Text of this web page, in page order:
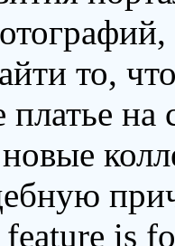
то,
платье
is